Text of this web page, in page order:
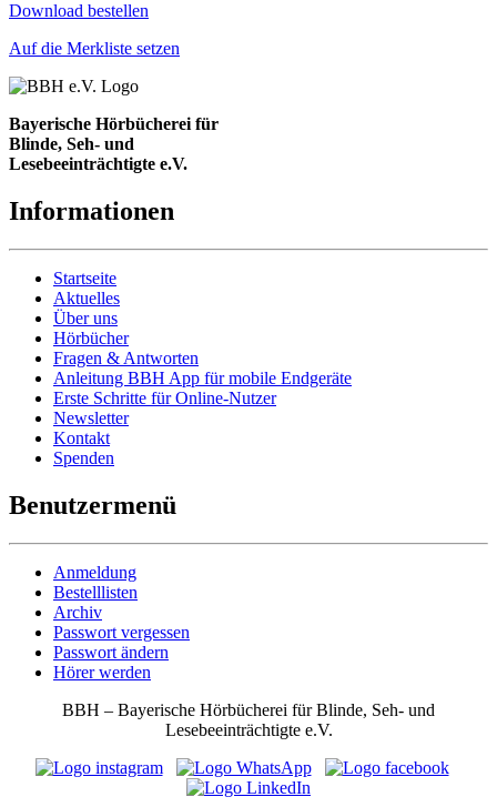
Download bestellen
Auf die Merkliste setzen
Bayerische Hörbücherei für
Blinde, Seh- und
Lesebeeinträchtigte e.V.
Informationen
Startseite
Aktuelles
Über uns
Hörbücher
Fragen & Antworten
Anleitung BBH App für mobile Endgeräte
Erste Schritte für Online-Nutzer
Newsletter
Kontakt
Spenden
Benutzermenü
Anmeldung
Bestelllisten
Archiv
Passwort vergessen
Passwort ändern
Hörer werden
BBH – Bayerische Hörbücherei für Blinde, Seh- und
Lesebeeinträchtigte e.V.